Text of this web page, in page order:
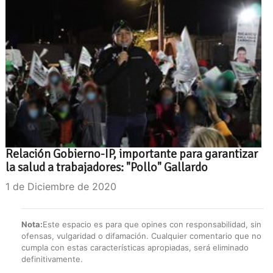
Relación Gobierno-IP, importante para garantizar
la salud a trabajadores: "Pollo" Gallardo
1 de Diciembre de 2020
Nota:Este espacio es para que opines con responsabilidad, sin
ofensas, vulgaridad o difamación. Cualquier comentario que no
cumpla con estas características apropiadas, será eliminado
definitivamente.